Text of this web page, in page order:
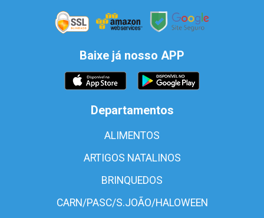
Baixe já nosso APP
Departamentos
ALIMENTOS
ARTIGOS NATALINOS
BRINQUEDOS
CARN/PASC/S.JOÃO/HALOWEEN